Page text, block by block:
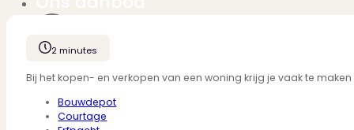
Huidige aanbod
Recentelijk verkocht
Net te laat? Kijk mee..
2 minutes
Bij het kopen- en verkopen van een woning krijg je vaak te
Bouwdepot
Courtage